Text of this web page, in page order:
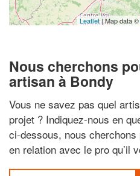
Leaflet| Map data ©
Nous cherchons
artisan à Bondy
Vous ne savez pas quel
projet ? Indiquez-nous en
ci-dessous, nous
en relation avec le pro qu’il